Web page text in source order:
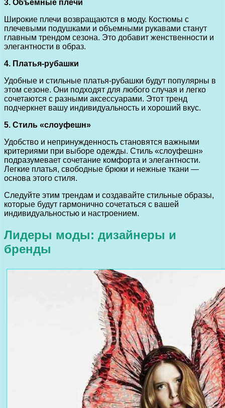
3. Объемные плечи
Широкие плечи возвращаются в моду. Костюмы с
плечевыми подушками и объемными рукавами станут
главным трендом сезона. Это добавит женственности и
элегантности в образ.
4. Платья-рубашки
Удобные и стильные платья-рубашки будут популярны в
этом сезоне. Они подходят для любого случая и легко
сочетаются с разными аксессуарами. Этот тренд
подчеркнет вашу индивидуальность и хороший вкус.
5. Стиль «слоуфешн»
Удобство и непринужденность становятся важными
критериями при выборе одежды. Стиль «слоуфешн»
подразумевает сочетание комфорта и элегантности.
Легкие платья, свободные брюки и нежные ткани —
основа этого стиля.
Следуйте этим трендам и создавайте стильные образы,
которые будут гармонично сочетаться с вашей
индивидуальностью и настроением.
Лидеры моды: дизайнеры и
бренды